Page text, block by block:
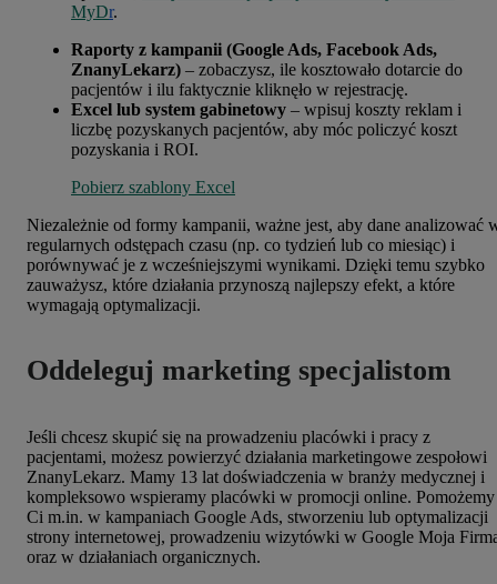
MyDr.
Raporty z kampanii (Google Ads, Facebook Ads,
ZnanyLekarz) – zobaczysz, ile kosztowało dotarcie do
pacjentów i ilu faktycznie kliknęło w rejestrację.
Excel lub system gabinetowy – wpisuj koszty reklam i
liczbę pozyskanych pacjentów, aby móc policzyć koszt
pozyskania i ROI.
Pobierz szablony Excel
Niezależnie od formy kampanii, ważne jest, aby dane analizować
regularnych odstępach czasu (np. co tydzień lub co miesiąc) i
porównywać je z wcześniejszymi wynikami. Dzięki temu szybko
zauważysz, które działania przynoszą najlepszy efekt, a które
wymagają optymalizacji.
Oddeleguj marketing specjalistom
Jeśli chcesz skupić się na prowadzeniu placówki i pracy z
pacjentami, możesz powierzyć działania marketingowe zespołowi
ZnanyLekarz. Mamy 13 lat doświadczenia w branży medycznej i
kompleksowo wspieramy placówki w promocji online. Pomożemy
Ci m.in. w kampaniach Google Ads, stworzeniu lub optymalizacji
strony internetowej, prowadzeniu wizytówki w Google Moja
oraz w działaniach organicznych.